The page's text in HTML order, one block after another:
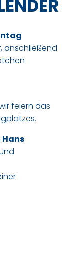
anschließend
feiern das
Hans